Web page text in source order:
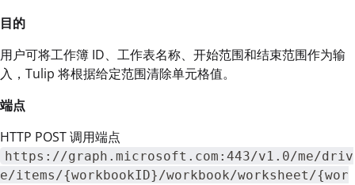
目的
用户可将工作簿 ID、工作表名称、开始范围和结束范围作为输
入，Tulip 将根据给定范围清除单元格值。
端点
HTTP POST 调用端点
https://graph.microsoft.com:443/v1.0/me/driv
e/items/{workbookID}/workbook/worksheet/{wor